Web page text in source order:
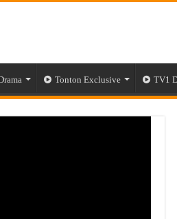
Tonton Exclusive TV1